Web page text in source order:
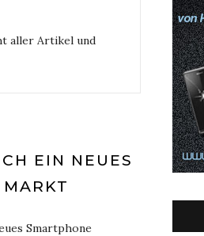
aller Artikel und
EIN NEUES
Smartphone